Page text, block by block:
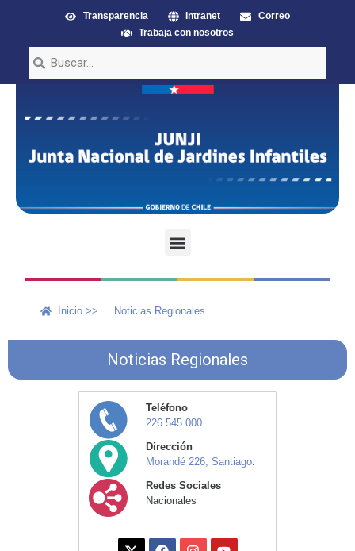
Transparencia Intranet
Correo
Trabaja con nosotros
Inicio >> Noticias Regionales
Noticias Regionales
Teléfono
226 545 000
Dirección
Morandé 226, Santiago.
Redes Sociales
Nacionales